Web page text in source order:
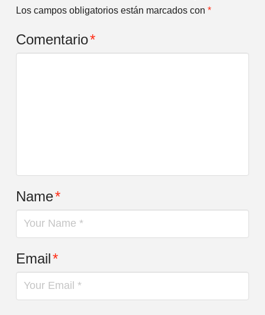
Los campos obligatorios están marcados con *
Comentario*
Name*
Email*